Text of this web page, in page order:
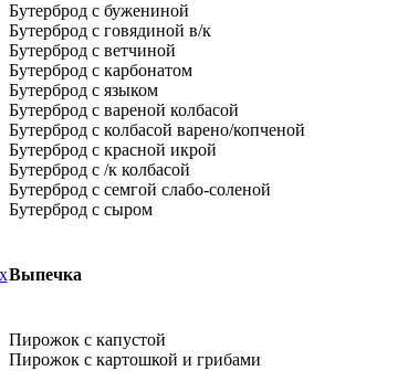
Бутерброд с бужениной
Бутерброд с говядиной в/к
Бутерброд с ветчиной
Бутерброд с карбонатом
Бутерброд с языком
Бутерброд с вареной колбасой
Бутерброд с колбасой варено/копченой
Бутерброд с красной икрой
Бутерброд с /к колбасой
Бутерброд с семгой слабо-соленой
Бутерброд с сыром
Выпечка
Пирожок с капустой
Пирожок с картошкой и грибами